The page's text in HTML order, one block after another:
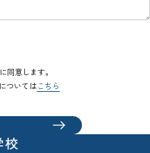
同意します。
ついてはこちら
校